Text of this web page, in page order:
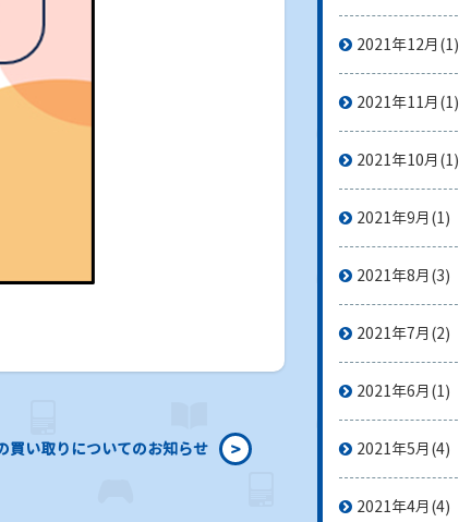
買い取りについてのお知らせ >
2021年12月 (1)
2021年11月 (1)
2021年10月 (1)
2021年9月 (1)
2021年8月 (3)
2021年7月 (2)
2021年6月 (1)
2021年5月 (4)
2021年4月 (4)